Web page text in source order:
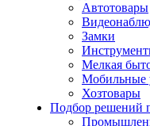
Автотовары
Замки
Мелкая
Мобильные
Хозтовары
Подбор решений